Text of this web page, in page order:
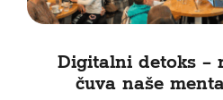
Digitalni detoks –
čuva naše